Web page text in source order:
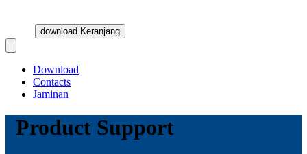
download Keranjang
Download
Contacts
Jaminan
Product Support